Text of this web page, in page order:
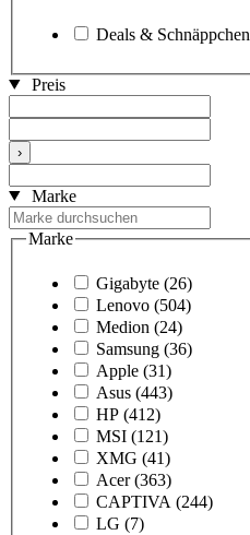
Deals & Schnäppchen
Preis
›
Marke
Marke
Gigabyte (26)
Lenovo (504)
Medion (24)
Samsung (36)
Apple (31)
Asus (443)
HP (412)
MSI (121)
XMG (41)
Acer (363)
CAPTIVA (244)
LG (7)